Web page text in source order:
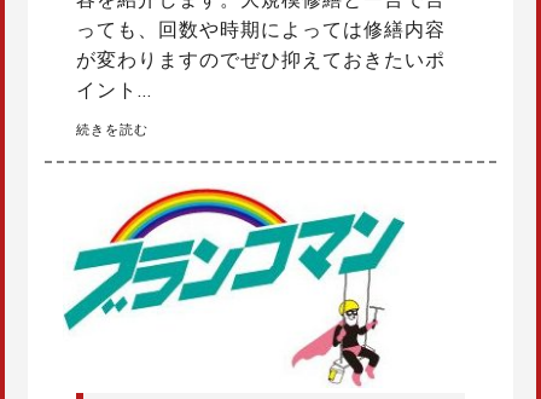
っても、回数や時期によっては修繕内容
が変わりますのでぜひ抑えておきたいポ
イント…
続きを読む